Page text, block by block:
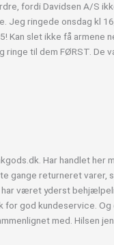
fordi Davidsen A/S
Jeg ringede onsdag kl
Kan slet ikke få armene
ringe til dem FØRST. De
Har handlet her
gange returneret varer,
har været yderst
for god kundeservice.
med. Hilsen